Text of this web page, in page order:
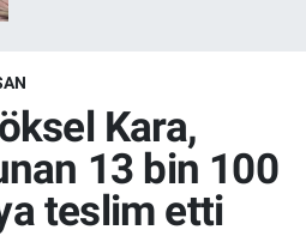
Kara,
13 bin 100
teslim etti